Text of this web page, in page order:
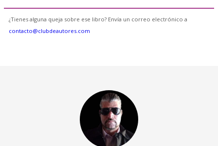
¿Tienes alguna queja sobre ese libro? Envía un correo electrónico a
contacto@clubdeautores.com